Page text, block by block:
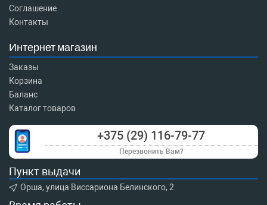
Соглашение
Контакты
Интернет магазин
Заказы
Корзина
Баланс
Каталог товаров
+375 (29) 116-79-77
Перезвонить Вам?
Пункт выдачи
Орша, улица Виссариона Белинского, 2